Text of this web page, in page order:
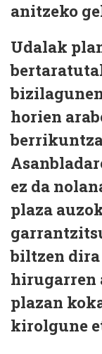
anitzeko
Udalak
horien
ez da
plaza
biltzen dira
hirugarren
plazan
kirolgune